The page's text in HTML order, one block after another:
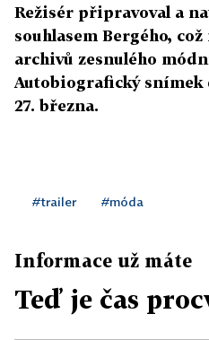
Režisér připravoval a
souhlasem Bergého,
archivů zesnulého
Autobiografický snímek
27. března.
#trailer #móda
Informace už máte
Teď je čas